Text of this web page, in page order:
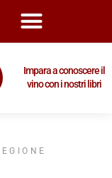
Impara a conoscere il
vino con i nostri libri